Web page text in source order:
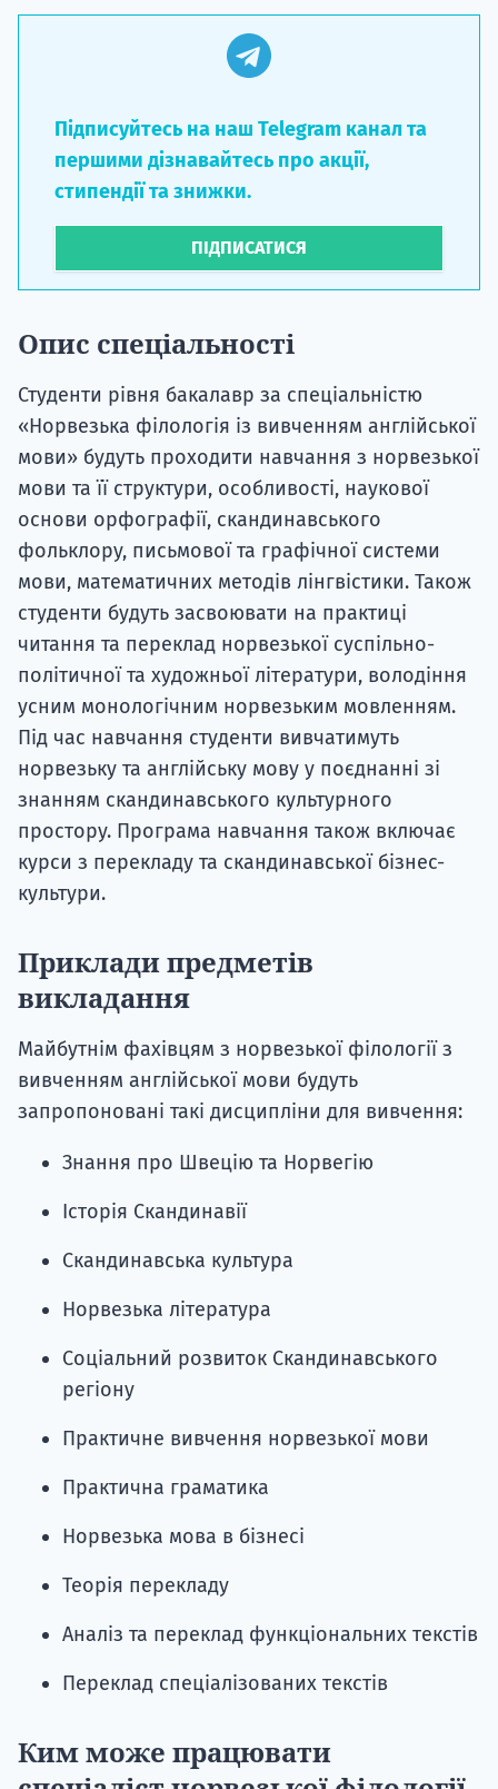
Підписуйтесь на наш Telegram канал та
першими дізнавайтесь про акції,
стипендії та знижки.
ПІДПИСАТИСЯ
Опис спеціальності
Студенти рівня бакалавр за спеціальністю
«Норвезька філологія із вивченням англійської
мови» будуть проходити навчання з норвезької
мови та її структури, особливості, наукової
основи орфографії, скандинавського
фольклору, письмової та графічної системи
мови, математичних методів лінгвістики. Також
студенти будуть засвоювати на практиці
читання та переклад норвезької суспільно-
політичної та художньої літератури, володіння
усним монологічним норвезьким мовленням.
Під час навчання студенти вивчатимуть
норвезьку та англійську мову у поєднанні зі
знанням скандинавського культурного
простору. Програма навчання також включає
курси з перекладу та скандинавської бізнес-
культури.
Приклади предметів
викладання
Майбутнім фахівцям з норвезької філології з
вивченням англійської мови будуть
запропоновані такі дисципліни для вивчення:
Знання про Швецію та Норвегію
Історія Скандинавії
Скандинавська культура
Норвезька література
Соціальний розвиток Скандинавського
регіону
Практичне вивчення норвезької мови
Практична граматика
Норвезька мова в бізнесі
Теорія перекладу
Аналіз та переклад функціональних текстів
Переклад спеціалізованих текстів
Ким може працювати